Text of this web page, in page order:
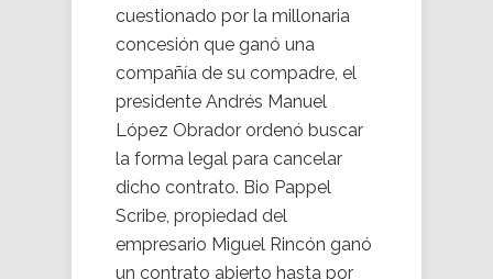
cuestionado por la millonaria
concesión que ganó una
compañía de su compadre, el
presidente Andrés Manuel
López Obrador ordenó buscar
la forma legal para cancelar
dicho contrato. Bio Pappel
Scribe, propiedad del
empresario Miguel Rincón ganó
un contrato abierto hasta por